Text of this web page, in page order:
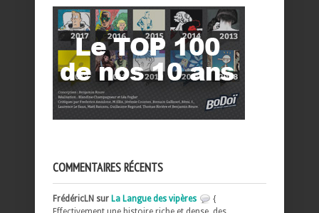
COMMENTAIRES RÉCENTS
FrédéricLN sur La Langue des vipères
{